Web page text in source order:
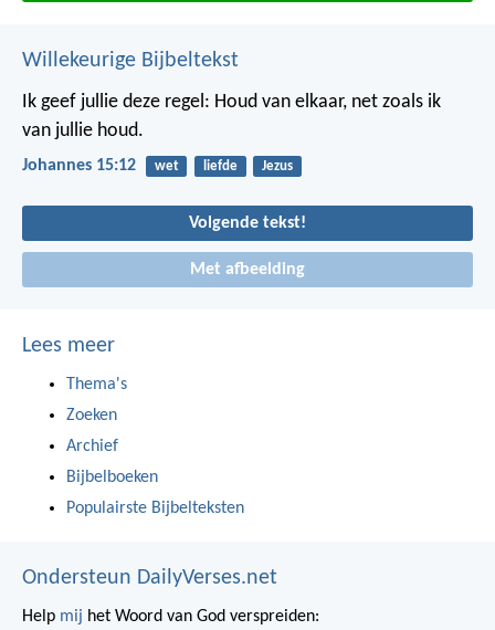
Willekeurige Bijbeltekst
Ik geef jullie deze regel: Houd van elkaar, net zoals ik
van jullie houd.
Johannes 15:12 wet liefde Jezus
Volgende tekst!
Met afbeelding
Lees meer
Thema's
Zoeken
Archief
Bijbelboeken
Populairste Bijbelteksten
Ondersteun DailyVerses.net
Help mij het Woord van God verspreiden: